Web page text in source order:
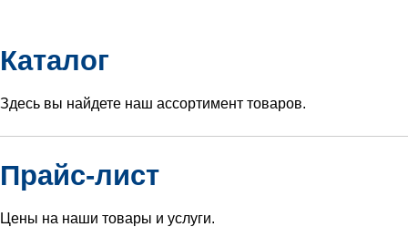
Каталог
Здесь вы найдете наш ассортимент товаров.
Прайс-лист
Цены на наши товары и услуги.